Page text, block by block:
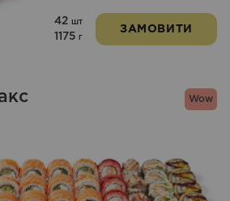
42 шт
1175 г
ЗАМОВИТИ
Wow